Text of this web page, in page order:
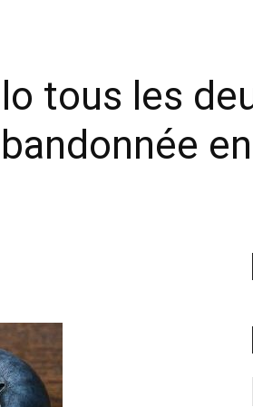
tous les